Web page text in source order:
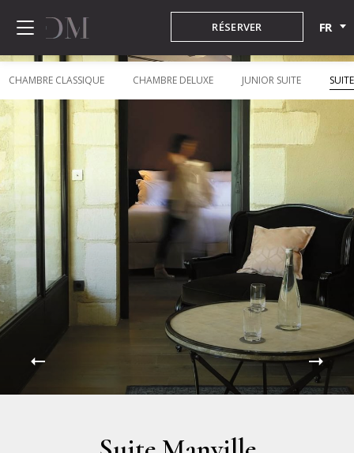
RÉSERVER FR
CHAMBRE CLASSIQUE CHAMBRE DELUXE JUNIOR SUITE